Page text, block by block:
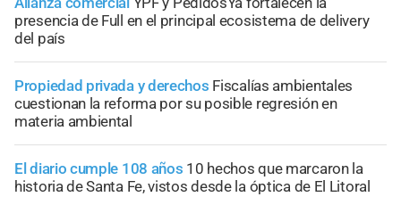
presencia de Full en el principal ecosistema de delivery
del país
Propiedad privada y derechos Fiscalías ambientales
cuestionan la reforma por su posible regresión en
materia ambiental
El diario cumple 108 años 10 hechos que marcaron la
historia de Santa Fe, vistos desde la óptica de El Litoral